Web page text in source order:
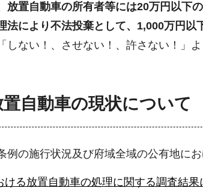
放置自動車の所有者等には20万円以下
法により不法投棄として、1,000万円以
しない！、させない！、許さない！」
自動車の現状について
例の施行状況及び府域全域の公有地に
ける放置自動車の処理に関する調査結果